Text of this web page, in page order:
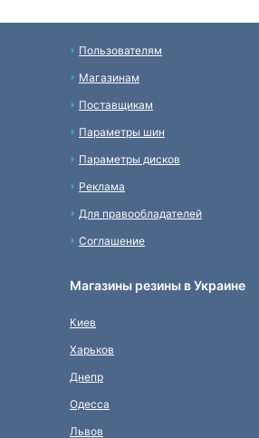
Пользователям
Магазинам
Поставщикам
Параметры шин
Параметры дисков
Реклама
Для правообладателей
Соглашение
Магазины резины в Украине
Киев
Харьков
Днепр
Одесса
Львов